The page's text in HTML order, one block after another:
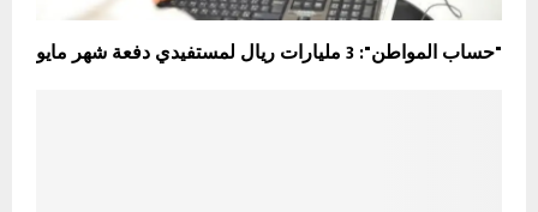
"حساب المواطن": 3 مليارات ريال لمستفيدي دفعة شهر مايو